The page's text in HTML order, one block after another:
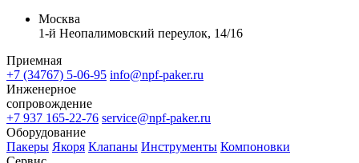
Москва
1-й Неопалимовский переулок, 14/16
Приемная
+7 (34767) 5-06-95 info@npf-paker.ru
Инженерное
сопровождение
+7 937 165-22-76 service@npf-paker.ru
Оборудование
Пакеры Якоря Клапаны Инструменты Компоновки